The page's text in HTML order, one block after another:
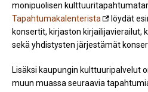
monipuolisen
Tapahtumakalenterista
löydät
konsertit, kirjaston kirjailijavierailut,
sekä yhdistysten järjestämät
Lisäksi kaupungin kulttuuripalvelut
muun muassa seuraavia